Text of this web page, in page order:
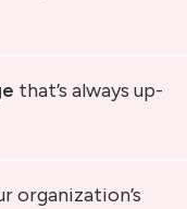
that’s always up-
organization’s